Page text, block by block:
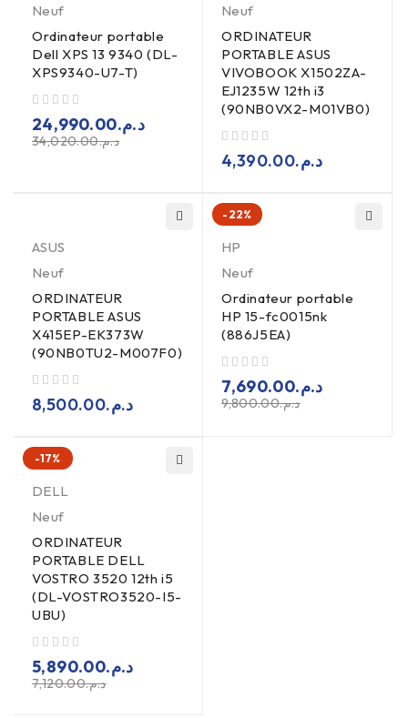
Neuf
Ordinateur portable
Dell XPS 13 9340 (DL-
XPS9340-U7-T)
د.م.34,020.00
د.م.24,990.00
Neuf
ORDINATEUR
PORTABLE ASUS
VIVOBOOK X1502ZA-
EJ1235W 12th i3
(90NB0VX2-M01VB0)
د.م.4,390.00
ASUS
Neuf
ORDINATEUR
PORTABLE ASUS
X415EP-EK373W
(90NB0TU2-M007F0)
د.م.8,500.00
-22%
HP
Neuf
Ordinateur portable
HP 15-fc0015nk
(886J5EA)
د.م.9,800.00
د.م.7,690.00
-17%
DELL
Neuf
ORDINATEUR
PORTABLE DELL
VOSTRO 3520 12th i5
(DL-VOSTRO3520-I5-
UBU)
د.م.7,120.00
د.م.5,890.00